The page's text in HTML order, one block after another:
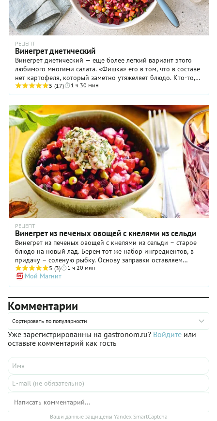
РЕЦЕПТ
Винегрет диетический
Винегрет диетический — еще более легкий вариант этого
любимого многими салата. «Фишка» его в том, что в составе
нет картофеля, который заметно утяжеляет блюдо. Кто-то,
конечно, считает это ...
5 (17) 1 ч 30 мин
РЕЦЕПТ
Винегрет из печеных овощей с кнелями из сельди
Винегрет из печеных овощей с кнелями из сельди – старое
блюдо на новый лад. Берем тот же набор ингредиентов, в
придачу – соленую рыбку. Основу заправки оставляем
классической: растительное масло с уксусом. Меняем способ
приготовления. Картофель, морковь и свеклу не варим, а
запекаем. Благодаря процессу дегидрации в процессе
запекания они будут иметь совершенно другой вкус и
аромат, более концентрированный и яркий – это стоит
оценить. Для рыбного филе готовим «панировку» из свежей
зелени и горчицы. Маленькие штрихи в виде
дополнительных ингредиентов только облагородят блюдо.
Надеемся, что популярная закуска в оригинальном решении
и подаче придется по вкусу не только гурманам, но и ее
любителям.
5 (3) 1 ч 20 мин
Мой Магнит
Комментарии
Сортировать по популярности
Уже зарегистрированны на gastronom.ru? Войдите или
оставьте комментарий как гость
Ваши данные защищены Yandex SmartCaptcha